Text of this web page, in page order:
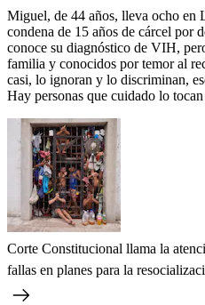
Miguel, de 44 años, lleva ocho en
condena de 15 años de cárcel por
conoce su diagnóstico de VIH,
familia y conocidos por temor al
casi, lo ignoran y lo discriminan,
Hay personas que cuidado lo
Corte Constitucional llama la
fallas en planes para la